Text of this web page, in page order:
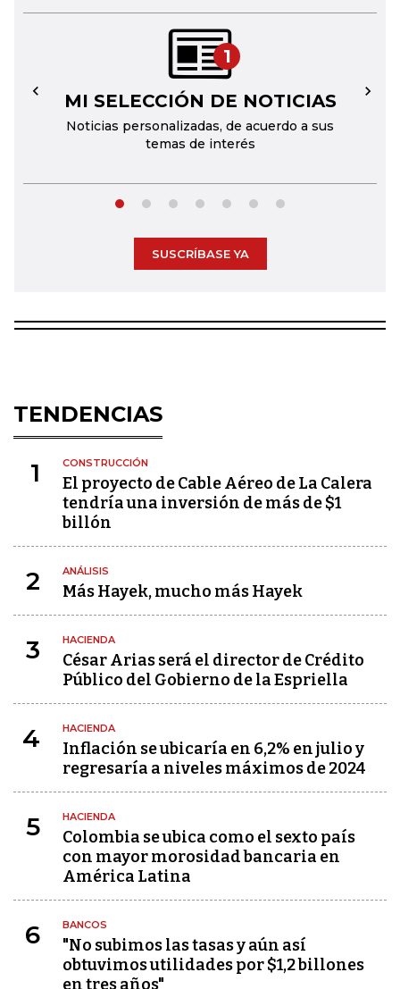
1
MI SELECCIÓN DE NOTICIAS
Noticias personalizadas, de acuerdo a sus
temas de interés
← →
SUSCRÍBASE YA
TENDENCIAS
1 CONSTRUCCIÓN
El proyecto de Cable Aéreo de La Calera
tendría una inversión de más de $1
billón
2 ANÁLISIS
Más Hayek, mucho más Hayek
3 HACIENDA
César Arias será el director de Crédito
Público del Gobierno de la Espriella
4 HACIENDA
Inflación se ubicaría en 6,2% en julio y
regresaría a niveles máximos de 2024
5 HACIENDA
Colombia se ubica como el sexto país
con mayor morosidad bancaria en
América Latina
6 BANCOS
"No subimos las tasas y aún así
obtuvimos utilidades por $1,2 billones
en tres años"